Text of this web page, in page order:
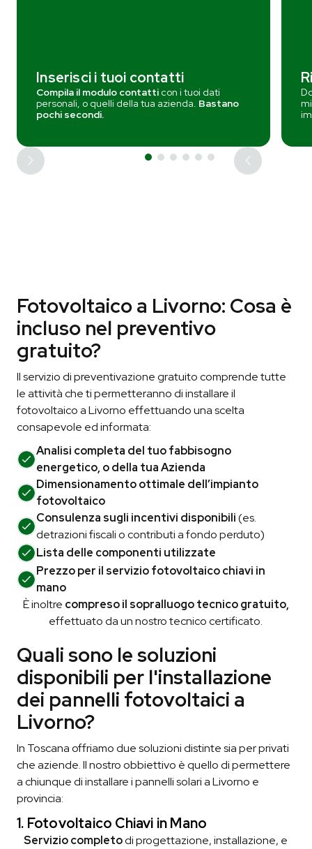
Inserisci i tuoi contatti
Compila il modulo contatti con i tuoi dati
personali, o quelli della tua azienda. Bastano
pochi secondi.
Fotovoltaico a Livorno: Cosa è
incluso nel preventivo
gratuito?
Il servizio di preventivazione gratuito comprende tutte
le attività che ti permetteranno di installare il
fotovoltaico a Livorno effettuando una scelta
consapevole ed informata:
Analisi completa del tuo fabbisogno
energetico, o della tua Azienda
Dimensionamento ottimale dell’impianto
fotovoltaico
Consulenza sugli incentivi disponibili(es.
detrazioni fiscali o contributi a fondo perduto)
Lista delle componenti utilizzate
Prezzo per il servizio fotovoltaico chiavi in
mano
È inoltre compreso il sopralluogo tecnico gratuito,
effettuato da un nostro tecnico certificato.
Quali sono le soluzioni
disponibili per l'installazione
dei pannelli fotovoltaici a
Livorno?
In Toscana offriamo due soluzioni distinte sia per privati
che aziende. Il nostro obbiettivo è quello di permettere
a chiunque di installare i pannelli solari a Livorno e
provincia:
1. Fotovoltaico Chiavi in Mano
Servizio completodi progettazione, installazione, e